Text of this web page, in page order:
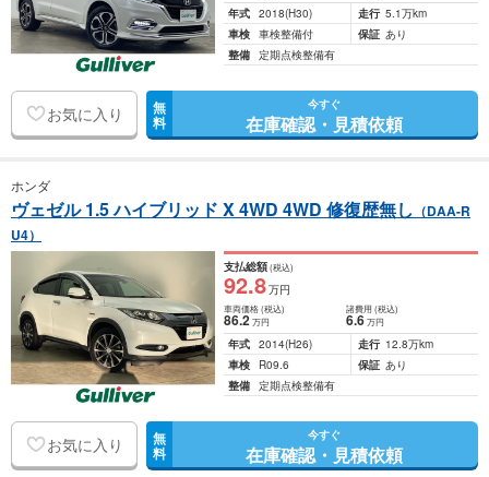
年式 2018(H30) 走行 5.1万km
車検 車検整備付 保証 あり
整備 定期点検整備有
お気に入り 無
料
今すぐ
在庫確認・見積依頼
ホンダ
ヴェゼル 1.5 ハイブリッド X 4WD 4WD 修復歴無し （DAA-R
U4）
支払総額(税込)
92.8万円
車両価格(税込)
86.2万円
諸費用 (税込)
6.6 万円
年式 2014(H26) 走行 12.8万km
車検
R09.6 保証 あり
整備 定期点検整備有
お気に入り 無
料
今すぐ
在庫確認・見積依頼